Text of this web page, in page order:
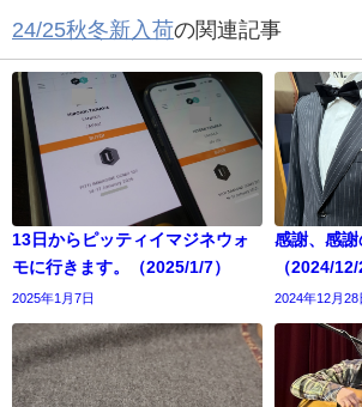
24/25秋冬新入荷の関連記事
13日からピッティイマジネウォ
モに行きます。（2025/1/7）
2025年1月7日
感謝、感謝
（2024/12/
2024年12月28